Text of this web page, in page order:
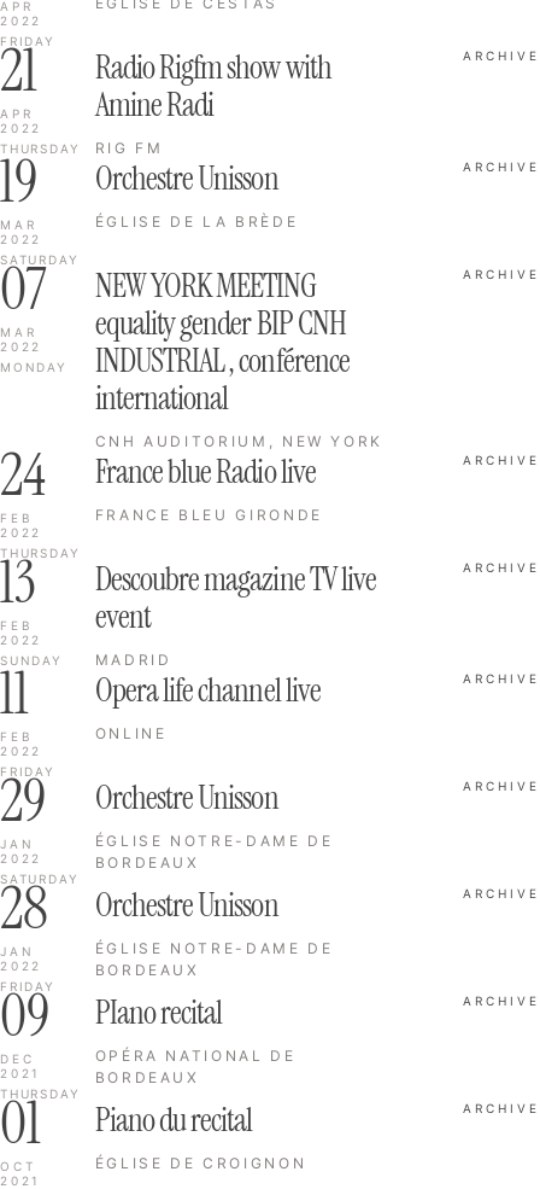
APR
2022
FRIDAY
21
APR
2022
THURSDAY
Radio Rigfm show with
Amine Radi
RIG FM
ARCHIVE
19
MAR
2022
SATURDAY
Orchestre Unisson
ÉGLISE DE LA BRÈDE
ARCHIVE
07
MAR
2022
MONDAY
NEW YORK MEETING
equality gender BIP CNH
INDUSTRIAL , conférence
international
CNH AUDITORIUM, NEW YORK
ARCHIVE
24
FEB
2022
THURSDAY
France blue Radio live
FRANCE BLEU GIRONDE
ARCHIVE
13
FEB
2022
SUNDAY
Descoubre magazine TV live
event
MADRID
ARCHIVE
11
FEB
2022
FRIDAY
Opera life channel live
ONLINE
ARCHIVE
29
JAN
2022
SATURDAY
Orchestre Unisson
ÉGLISE NOTRE-DAME DE
BORDEAUX
ARCHIVE
28
JAN
2022
FRIDAY
Orchestre Unisson
ÉGLISE NOTRE-DAME DE
BORDEAUX
ARCHIVE
09
DEC
2021
THURSDAY
PIano recital
OPÉRA NATIONAL DE
BORDEAUX
ARCHIVE
01
OCT
2021
Piano du recital
ÉGLISE DE CROIGNON
ARCHIVE